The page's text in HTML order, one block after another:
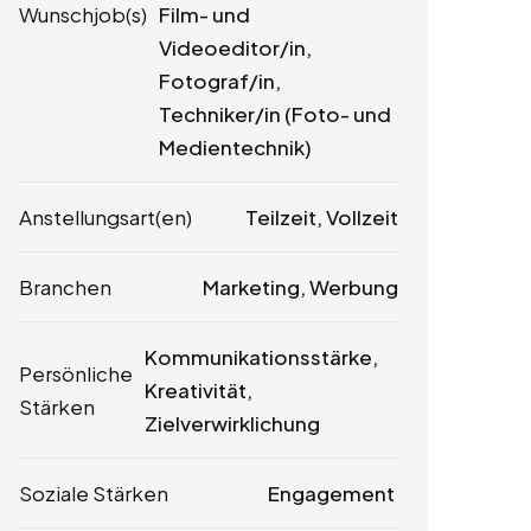
Wunschjob(s) Film- und
Videoeditor/in,
Fotograf/in,
Techniker/in (Foto- und
Medientechnik)
Anstellungsart(en) Teilzeit, Vollzeit
Branchen Marketing, Werbung
Persönliche
Stärken
Kommunikationsstärke,
Kreativität,
Zielverwirklichung
Soziale Stärken Engagement